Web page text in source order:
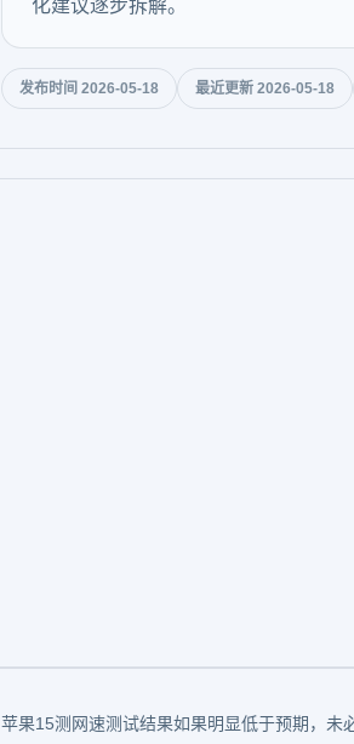
化建议逐步拆解。
发布时间 2026-05-18 最近更新 2026-05-18
苹果15测网速测试结果如果明显低于预期，未